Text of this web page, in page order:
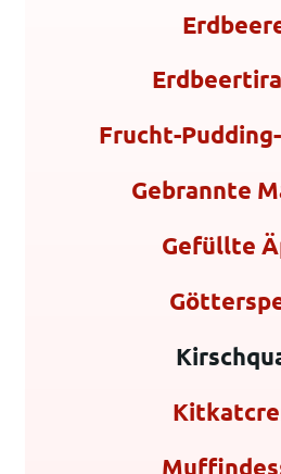
Frucht-
Gebrannte
Gefüllte